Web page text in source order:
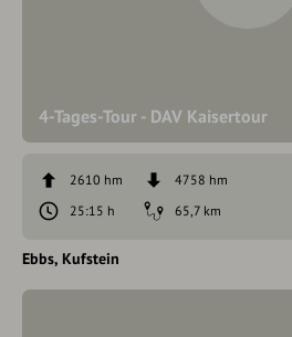
4-Tages-Tour - DAV Kaisertour
2610 hm
4758 hm
25:15 h
65,7 km
Ebbs Kufstein